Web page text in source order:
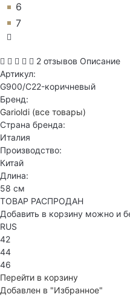
6
7
2 отзывов Описание
Артикул:
G900/C22-коричневый
Бренд:
Garioldi (все товары)
Страна бренда:
Италия
Производство:
Китай
Длина:
58 см
ТОВАР РАСПРОДАН
Добавить в корзину можно и
RUS
42
44
46
Перейти в корзину
Добавлен в "Избранное"